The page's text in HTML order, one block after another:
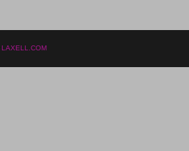
LAXELL.COM